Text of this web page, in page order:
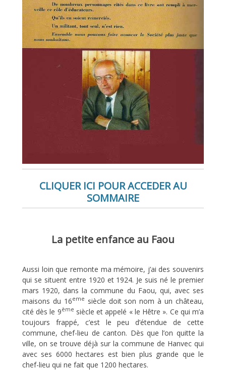
CLIQUER ICI POUR ACCEDER AU
SOMMAIRE
La petite enfance au Faou
Aussi loin que remonte ma mémoire, j’ai des souvenirs
qui se situent entre 1920 et 1924. Je suis né le premier
mars 1920, dans la commune du Faou, qui, avec ses
maisons du 16eme siècle doit son nom à un château,
cité dès le 9ème siècle et appelé « le Hêtre ». Ce qui m’a
toujours frappé, c’est le peu d’étendue de cette
commune, chef-lieu de canton. Dès que l’on quitte la
ville, on se trouve déjà sur la commune de Hanvec qui
avec ses 6000 hectares est bien plus grande que le
chef-lieu qui ne fait que 1200 hectares.